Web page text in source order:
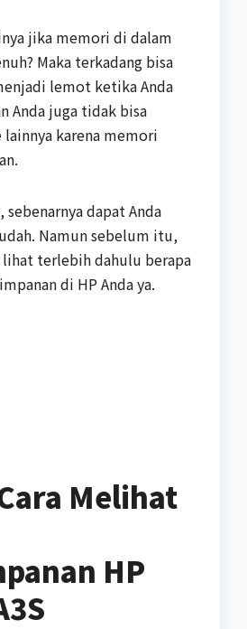
jika memori di dalam
Maka terkadang bisa
lemot ketika Anda
Anda juga tidak bisa
karena memori
sebenarnya dapat Anda
Namun sebelum itu,
lihat terlebih dahulu berapa
di HP Anda ya.
Melihat
HP